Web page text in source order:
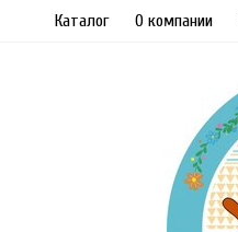
Каталог О компании